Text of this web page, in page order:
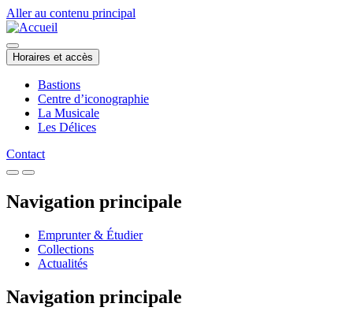
Aller au contenu principal
Horaires et accès
Bastions
Centre d’iconographie
La Musicale
Les Délices
Contact
Navigation principale
Emprunter & Étudier
Collections
Actualités
Navigation principale